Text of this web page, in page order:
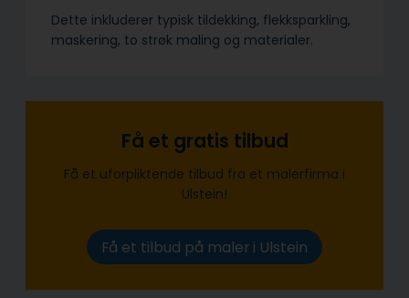
Dette inkluderer typisk tildekking, flekksparkling,
maskering, to strøk maling og materialer.
Få et gratis tilbud
Få et uforpliktende tilbud fra et malerfirma i
Ulstein!
Få et tilbud på maler i Ulstein